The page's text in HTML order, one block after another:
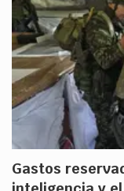
Gastos